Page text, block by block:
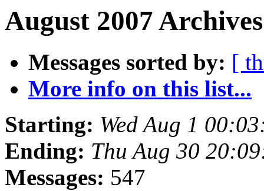
August 2007
Messages sorted by: [
More info on this list...
Starting: Wed Aug 1
Ending: Thu Aug 30
Messages: 547